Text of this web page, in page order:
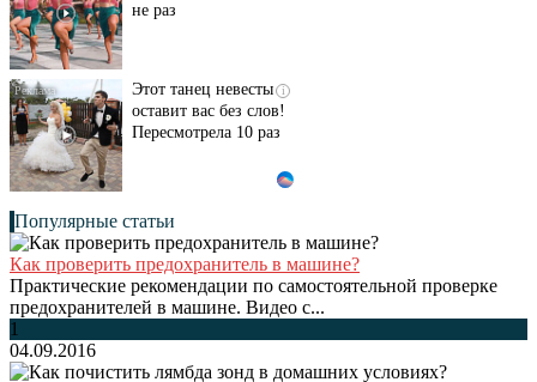
не раз
i
Этот танец невесты
оставит вас без слов!
Пересмотрела 10 раз
Популярные статьи
Как проверить предохранитель в машине?
Практические рекомендации по самостоятельной проверке
предохранителей в машине. Видео с...
1
04.09.2016